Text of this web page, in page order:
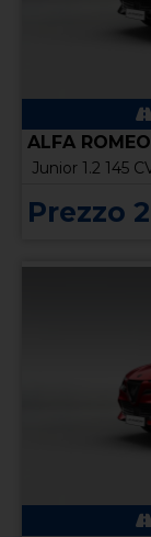
ALFA
Junior 1.2 145
Prezzo